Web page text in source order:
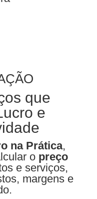
que
e
na Prática,
o preço
e serviços,
margens e